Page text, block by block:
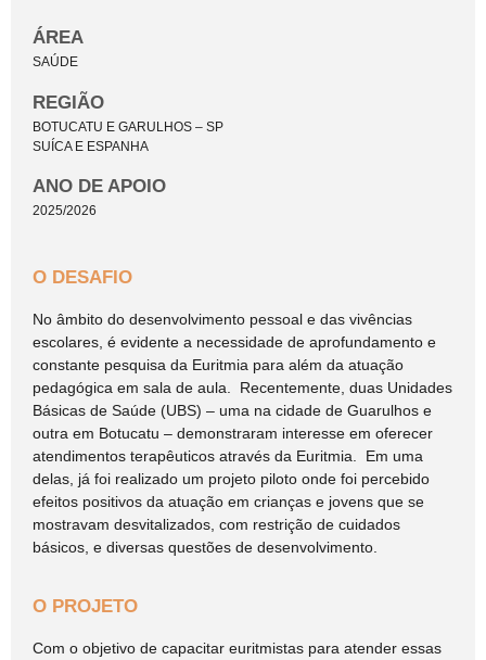
ÁREA
SAÚDE
REGIÃO
BOTUCATU E GARULHOS – SP
SUÍCA E ESPANHA
ANO DE APOIO
2025/2026
O DESAFIO
No âmbito do desenvolvimento pessoal e das vivências
escolares, é evidente a necessidade de aprofundamento e
constante pesquisa da Euritmia para além da atuação
pedagógica em sala de aula. Recentemente, duas Unidades
Básicas de Saúde (UBS) – uma na cidade de Guarulhos e
outra em Botucatu – demonstraram interesse em oferecer
atendimentos terapêuticos através da Euritmia. Em uma
delas, já foi realizado um projeto piloto onde foi percebido
efeitos positivos da atuação em crianças e jovens que se
mostravam desvitalizados, com restrição de cuidados
básicos, e diversas questões de desenvolvimento.
O PROJETO
Com o objetivo de capacitar euritmistas para atender essas